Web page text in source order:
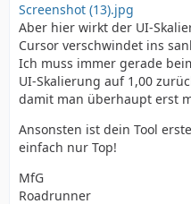
Screenshot (13).jpg
Aber hier wirkt der UI-
Cursor verschwindet ins
Ich muss immer gerade
UI-Skalierung auf 1,00
damit man überhaupt erst
Ansonsten ist dein Tool
einfach nur Top!
MfG
Roadrunner